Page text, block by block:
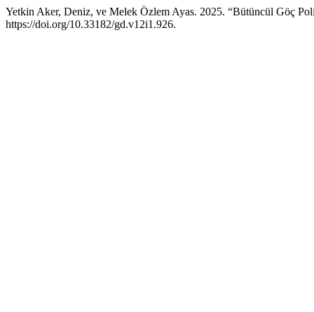
Yetkin Aker, Deniz, ve Melek Özlem Ayas. 2025. “Bütüncül Göç
https://doi.org/10.33182/gd.v12i1.926.